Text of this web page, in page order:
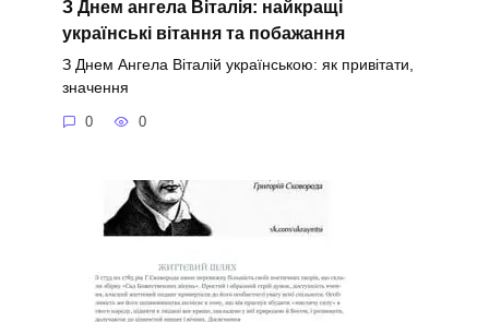
З Днем ангела Віталія: найкращі
українські вітання та побажання
З Днем Ангела Віталій українською: як привітати,
значення
0 0